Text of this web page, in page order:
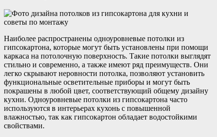
Наиболее распространены одноуровневые потолки из
гипсокартона, которые могут быть установлены при помощи
каркаса на потолочную поверхность. Такие потолки выглядят
стильно и современно, а также имеют ряд преимуществ. Они
легко скрывают неровности потолка, позволяют установить
функциональные осветительные приборы и могут быть
покрашены в любой цвет, соответствующий общему дизайну
кухни. Одноуровневые потолки из гипсокартона часто
используются в интерьерах кухонь с повышенной
влажностью, так как гипсокартон обладает водостойкими
свойствами.